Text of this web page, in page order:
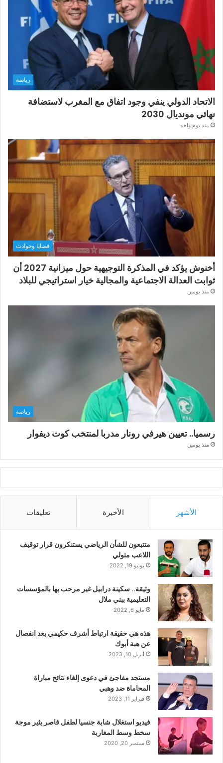
رياضة
الاتحاد الدولي ينفي وجود اتفاق مع المغرب لاستضافة
نهائي مونديال 2030
منذ يوم واحد
قضايا وحوادث
أخنوش يؤكد في المذكرة التوجيهية حول ميزانية 2027 أن
ثوابت العدالة الاجتماعية والمجالية خيار استراتيجي للبلاد
منذ يومين
رياضة
رسميا.. تعيين هيرفي رونار مدربا لمنتخب كوت ديفوار
منذ يومين
الأشهر الأخيرة تعليقات
متتبعون للشأن الرياضي يستنكرون قرار توقيف
اللاعب متولي
يونيو 19, 2022
وثيقة.. سكينة درابيل غير مرحب بها بالمؤسسات
التعليمية ببني ملال
مايو 6, 2022
هذه هي حقيقة ارتباط أشرف حكيمي بعد انفصال
عن هبة أبوك
أبريل 10, 2023
مستجد مفاجئ في دعوى إلغاء نتائج مباراة
المحاماة ضد وهبي
فبراير 11, 2023
فيديو استغلال شابة جنسيا لطفل قاصر يثير موجة
سخط وسط المغاربة
سبتمبر 20, 2020